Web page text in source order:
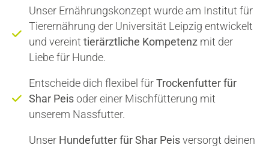
Unser Ernährungskonzept wurde am Institut für
Tierernährung der Universität Leipzig entwickelt
und vereint tierärztliche Kompetenz mit der
Liebe für Hunde.
Entscheide dich flexibel fürTrockenfutter für
Shar Peisoder einer Mischfütterung mit
unserem Nassfutter.
Unser Hundefutter für Shar Peisversorgt deinen